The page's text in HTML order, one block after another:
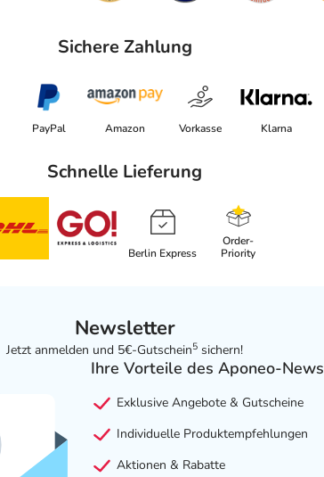
Sichere Zahlung
PayPal Amazon Vorkasse Klarna
Schnelle Lieferung
Berlin Express
Order-
Priority
Newsletter
Jetzt anmelden und 5€-Gutschein5 sichern!
Ihre Vorteile des Aponeo-
Exklusive Angebote & Gutscheine
Individuelle Produktempfehlungen
Aktionen & Rabatte